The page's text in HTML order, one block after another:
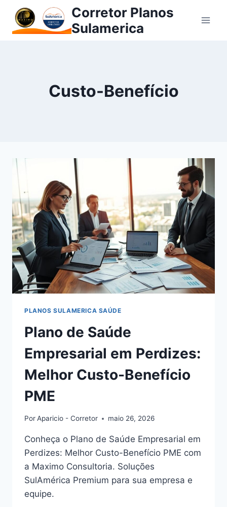
Pular
para
Corretor Planos
Sulamerica
Custo-Benefício
PLANOS SULAMERICA SAÚDE
Plano de Saúde
Empresarial em Perdizes:
Melhor Custo-Benefício
PME
PorAparicio - Corretor maio 26, 2026
Conheça o Plano de Saúde Empresarial em
Perdizes: Melhor Custo-Benefício PME com
a Maximo Consultoria. Soluções
SulAmérica Premium para sua empresa e
equipe.